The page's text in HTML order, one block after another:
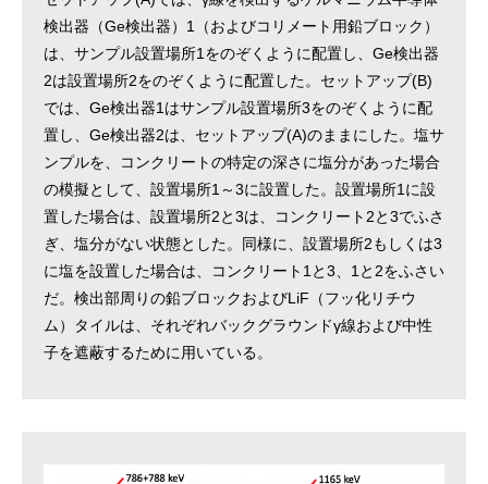
検出器（Ge検出器）1（およびコリメート用鉛ブロック）
は、サンプル設置場所1をのぞくように配置し、Ge検出器
2は設置場所2をのぞくように配置した。セットアップ(B)
では、Ge検出器1はサンプル設置場所3をのぞくように配
置し、Ge検出器2は、セットアップ(A)のままにした。塩サ
ンプルを、コンクリートの特定の深さに塩分があった場合
の模擬として、設置場所1～3に設置した。設置場所1に設
置した場合は、設置場所2と3は、コンクリート2と3でふさ
ぎ、塩分がない状態とした。同様に、設置場所2もしくは3
に塩を設置した場合は、コンクリート1と3、1と2をふさい
だ。検出部周りの鉛ブロックおよびLiF（フッ化リチウ
ム）タイルは、それぞれバックグラウンドγ線および中性
子を遮蔽するために用いている。